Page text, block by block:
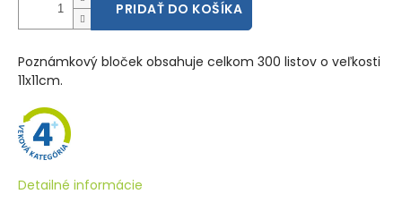
PRIDAŤ DO KOŠÍKA
Poznámkový bloček obsahuje celkom 300 listov o veľkosti
11x11cm.
Detailné informácie